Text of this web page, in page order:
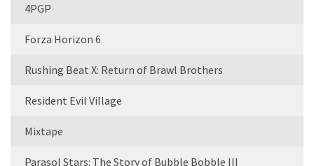
4PGP
Forza Horizon 6
Rushing Beat X: Return of Brawl Brothers
Resident Evil Village
Mixtape
Parasol Stars: The Story of Bubble Bobble III